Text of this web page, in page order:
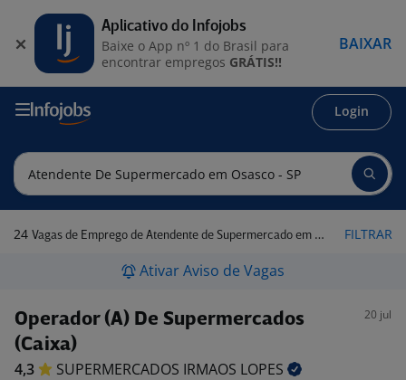
Login
24 Vagas de Emprego de Atendente de Supermercado em Osasco - SP FILTRAR
Ativar Aviso de Vagas
Operador (A) De Supermercados
(Caixa)
20 jul
4,3 SUPERMERCADOS IRMAOS LOPES
Aplicativo do Infojobs
Baixe o App nº 1 do Brasil para
encontrar empregos GRÁTIS!!
BAIXAR